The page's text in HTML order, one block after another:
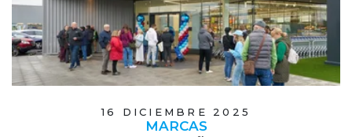
16 DICIEMBRE 2025
MARCAS